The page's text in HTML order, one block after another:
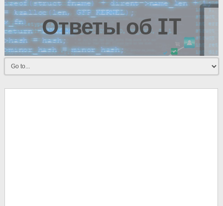
Ответы об IT